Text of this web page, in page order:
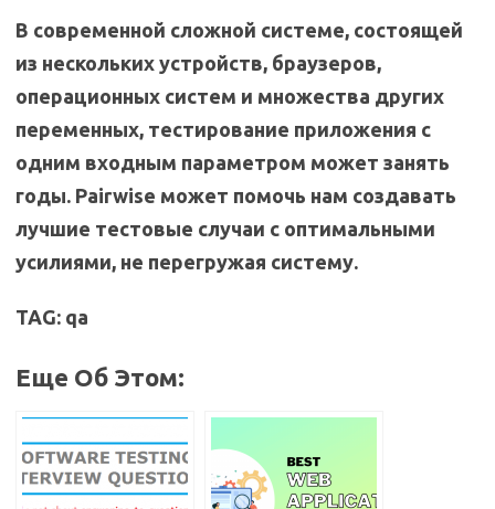
В современной сложной системе, состоящей
из нескольких устройств, браузеров,
операционных систем и множества других
переменных, тестирование приложения с
одним входным параметром может занять
годы. Pairwise может помочь нам создавать
лучшие тестовые случаи с оптимальными
усилиями, не перегружая систему.
TAG: qa
Еще Об Этом: